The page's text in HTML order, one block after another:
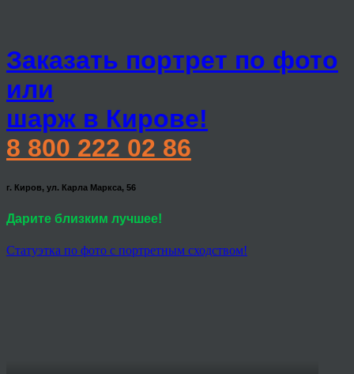
Заказать портрет по фото
или
шарж в Кирове!
8 800 222 02 86
г. Киров, ул. Карла Маркса, 56
Дарите близким лучшее!
Статуэтка по фото с портретным сходством!